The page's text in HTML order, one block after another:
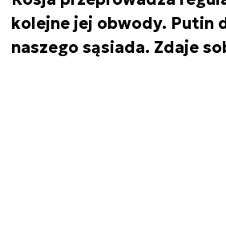
kolejne jej obwody. Putin
naszego sąsiada. Zdaje